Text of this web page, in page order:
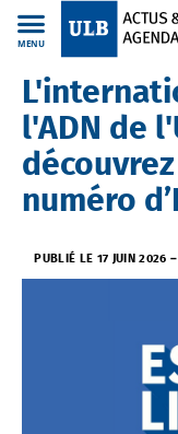
MENU
Actus & Agenda FR
l'ADN de
numéro
PUBLIÉ LE 17 JUIN 2026 –